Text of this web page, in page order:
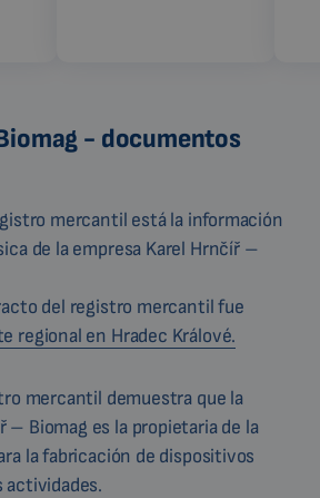
- documentos
mercantil está la información
de la empresa Karel Hrnčíř –
del registro mercantil fue
regional en Hradec Králové.
mercantil demuestra que la
– Biomag es la propietaria de la
la fabricación de dispositivos
actividades.